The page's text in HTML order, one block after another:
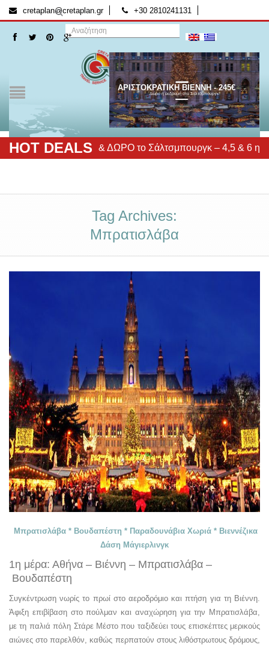
cretaplan@cretaplan.gr +30 2810241131
ΑΡΙΣΤΟΚΡΑΤΙΚΗ ΒΙΕΝΝΗ - 245€
Δώρο η εκδρομή στο Σάλτσμπουργκ!
HOT DEALS
Βιέννη & ΔΩΡΟ το Σάλτσμπουργκ – 4,5 & 6 ημέρες –
Tag Archives:
Μπρατισλάβα
Μπρατισλάβα * Βουδαπέστη * Παραδουνάβια Χωριά * Βιεννέζικα
Δάση Μάγιερλινγκ
1η μέρα: Αθήνα – Βιέννη – Μπρατισλάβα –
Βουδαπέστη
Συγκέντρωση νωρίς το πρωί στο αεροδρόμιο και πτήση για τη Βιέννη.
Άφιξη επιβίβαση στο πούλμαν και αναχώρηση για την Μπρατισλάβα,
με τη παλιά πόλη Στάρε Μέστο που ταξιδεύει τους επισκέπτες μερικούς
αιώνες στο παρελθόν, καθώς περπατούν στους λιθόστρωτους δρόμους,